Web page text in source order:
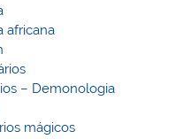
africana
– Demonologia
mágicos